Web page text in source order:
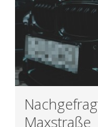
Maxstraße